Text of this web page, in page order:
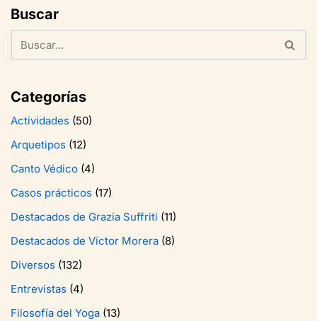
Buscar
Categorías
Actividades (50)
Arquetipos (12)
Canto Védico (4)
Casos prácticos (17)
Destacados de Grazia Suffriti (11)
Destacados de Víctor Morera (8)
Diversos (132)
Entrevistas (4)
Filosofía del Yoga (13)